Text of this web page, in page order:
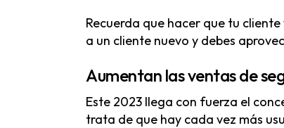
Recuerda que hacer que tu
a un cliente nuevo y debes
Aumentan las ventas de
Este 2023 llega con fuerza el
trata de que hay cada vez más